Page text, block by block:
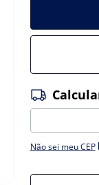
Não sei meu CEP